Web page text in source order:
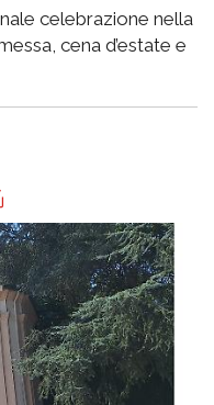
celebrazione nella
cena d’estate e